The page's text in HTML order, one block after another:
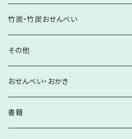
竹炭・竹炭おせんべい
その他
おせんべい・おかき
書籍